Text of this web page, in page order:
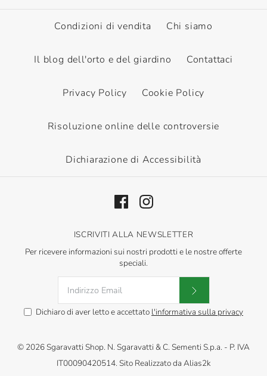
Condizioni di vendita Chi siamo
Il blog dell'orto e del giardino Contattaci
Privacy Policy Cookie Policy
Risoluzione online delle controversie
Dichiarazione di Accessibilità
ISCRIVITI ALLA NEWSLETTER
Per ricevere informazioni sui nostri prodotti e le nostre offerte
speciali.
Dichiaro di aver letto e accettato l'informativa sulla privacy
© 2026Sgaravatti Shop. N. Sgaravatti & C. Sementi S.p.a. - P. IVA
IT00090420514. Sito Realizzato da Alias2k